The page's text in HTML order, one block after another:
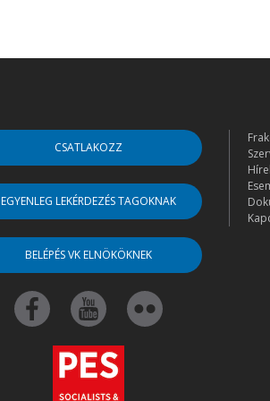
CSATLAKOZZ
EGYENLEG LEKÉRDEZÉS TAGOKNAK
BELÉPÉS VK ELNÖKÖKNEK